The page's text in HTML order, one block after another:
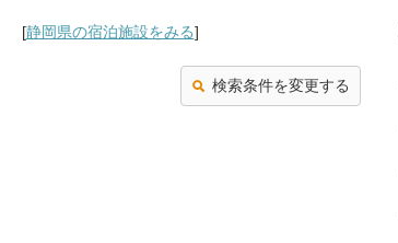
[静岡県の宿泊施設をみる]
検索条件を変更する